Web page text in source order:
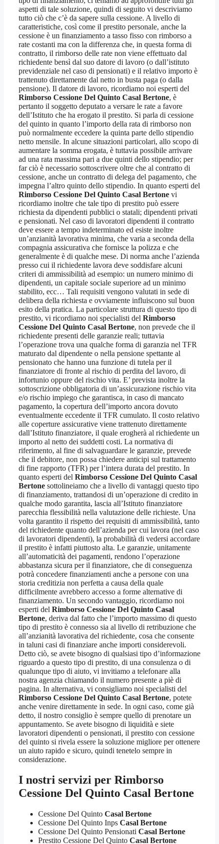
aspetti di tale soluzione, quindi di seguito vi descriviamo
tutto ciò che c’è da sapere sulla cessione. A livello di
caratteristiche, così come il prestito personale, anche la
cessione è un finanziamento a tasso fisso con rimborso a
rate costanti ma con la differenza che, in questa forma di
contratto, il rimborso delle rate non viene effettuato dal
richiedente bensì dal suo datore di lavoro (o dall’istituto
previdenziale nel caso di pensionati) e il relativo importo è
trattenuto direttamente dal netto in busta paga (o dalla
pensione). Il datore di lavoro, ricordiamo noi esperti del
Rimborso Cessione Del Quinto Casal Bertone, è
pertanto il soggetto deputato a versare le rate a favore
dell’Istituto che ha erogato il prestito. Si parla di cessione
del quinto in quanto l’importo della rata di rimborso non
può normalmente eccedere la quinta parte dello stipendio
netto mensile. In alcune situazioni particolari, allo scopo di
aumentare la somma erogata, è tuttavia possibile arrivare
ad una rata massima pari a due quinti dello stipendio; per
far ciò è necessario sottoscrivere oltre che al contratto di
cessione, anche un contratto di delega del pagamento, che
impegna l’altro quinto dello stipendio. In quanto esperti del
Rimborso Cessione Del Quinto Casal Bertone vi
ricordiamo inoltre che tale tipo di prestito può essere
richiesta da dipendenti pubblici o statali; dipendenti privati
e pensionati. Nel caso di lavoratori dipendenti il contratto
deve essere a tempo indeterminato ed esiste inoltre
un’anzianità lavorativa minima, che varia a seconda della
compagnia assicurativa che fornisce la polizza e che
generalmente è di qualche mese. Di norma anche l’azienda
presso cui il richiedente lavora deve soddisfare alcuni
criteri di ammissibilità ad esempio: un numero minimo di
dipendenti, un capitale sociale superiore ad un minimo
stabilito, ecc… Tali requisiti vengono valutati in sede di
delibera della richiesta e ovviamente influiscono sul buon
esito della pratica. La particolare struttura di questo tipo di
prestito, vi ricordiamo noi specialisti del Rimborso
Cessione Del Quinto Casal Bertone, non prevede che il
richiedente presenti delle garanzie reali; tuttavia
l’operazione trova una qualche forma di garanzia nel TFR
maturato dal dipendente o nella pensione spettante al
pensionato che hanno una funzione di tutela per il
finanziatore di fronte al rischio di perdita del lavoro, di
infortunio oppure del rischio vita. E’ prevista inoltre la
sottoscrizione obbligatoria di un’assicurazione rischio vita
e/o rischio impiego che garantisca, in caso di mancato
pagamento, la copertura dell’importo ancora dovuto
eventualmente eccedente il TFR cumulato. Il costo relativo
alle coperture assicurative viene trattenuto direttamente
dall’Istituto finanziatore, il quale erogherà al richiedente un
importo al netto dei suddetti costi. La normativa di
riferimento, al fine di salvaguardare le garanzie, prevede
che il debitore, non possa chiedere anticipi sul trattamento
di fine rapporto (TFR) per l’intera durata del prestito. In
quanto esperti del Rimborso Cessione Del Quinto Casal
Bertone sottolineiamo che a livello di vantaggi questo tipo
di finanziamento, trattandosi di un’operazione di credito in
qualche modo garantita, lascia all’Istituto finanziatore
parecchia flessibilità nella valutazione delle richieste. Una
volta garantito il rispetto dei requisiti di ammissibilità, tanto
del richiedente quanto dell’azienda per cui lavora (nel caso
di lavoratori dipendenti), la probabilità di vedersi accordare
il prestito è infatti piuttosto alta. Le garanzie, unitamente
all’automaticità dei pagamenti, rendono l’operazione
abbastanza sicura per il finanziatore, che di conseguenza
potrà concedere finanziamenti anche a persone con una
storia creditizia non perfetta a causa della quale
difficilmente avrebbero accesso a forme alternative di
finanziamento. Un secondo vantaggio, ricordiamo noi
esperti del Rimborso Cessione Del Quinto Casal
Bertone, deriva dal fatto che l’importo massimo di questo
tipo di prestito è connesso sia al livello di retribuzione che
all’anzianità lavorativa del richiedente, cosa che consente
in taluni casi di finanziare anche importi considerevoli.
Detto ciò, se avete bisogno di qualsiasi tipo d’informazione
riguardo a questo tipo di prestito, di una consulenza o di
qualunque tipo di aiuto, vi invitiamo a telefonare alla
nostra agenzia chiamando il numero presente a piè di
pagina. In alternativa, vi consigliamo noi specialisti del
Rimborso Cessione Del Quinto Casal Bertone, potete
anche venire direttamente in sede. In ogni caso, come già
detto, il nostro consiglio è sempre quello di prenotare un
appuntamento. Se avete bisogno di liquidità e siete
lavoratori dipendenti o pensionati, il prestito con cessione
del quinto si rivela essere la soluzione migliore per ottenere
un aiuto rapido e sicuro, quindi tenetelo sempre in
considerazione.
I nostri servizi per Rimborso
Cessione Del Quinto Casal Bertone
Cessione Del Quinto Casal Bertone
Cessione Del Quinto Inps Casal Bertone
Cessione Del Quinto Pensionati Casal Bertone
Prestito Cessione Del Quinto Casal Bertone